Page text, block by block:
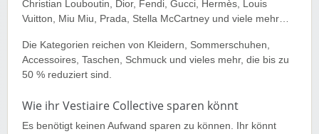
Christian Louboutin, Dior, Fendi, Gucci, Hermès, Louis
Vuitton, Miu Miu, Prada, Stella McCartney und viele mehr…
Die Kategorien reichen von Kleidern, Sommerschuhen,
Accessoires, Taschen, Schmuck und vieles mehr, die bis zu
50 % reduziert sind.
Wie ihr Vestiaire Collective sparen könnt
Es benötigt keinen Aufwand sparen zu können. Ihr könnt